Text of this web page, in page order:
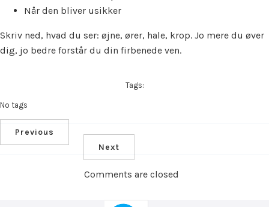
Når den bliver usikker
Skriv ned, hvad du ser: øjne, ører, hale, krop. Jo mere du øver
dig, jo bedre forstår du din firbenede ven.
Tags:
No tags
Previous
Next
Comments are closed